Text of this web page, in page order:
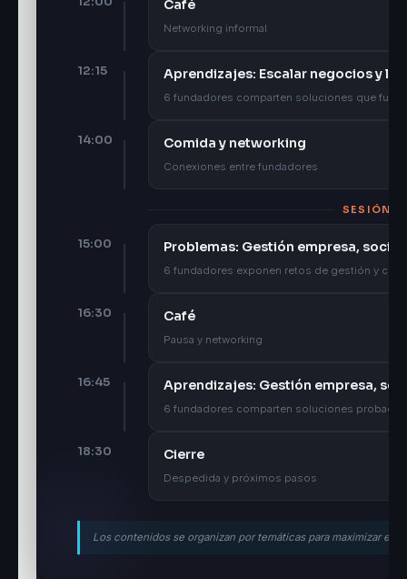
Café
Networking informal
12:15 Aprendizajes: Escalar negocios y
6 fundadores comparten soluciones que
14:00 Comida y networking
Conexiones entre fundadores
SESIÓN
15:00 Problemas: Gestión empresa,
6 fundadores exponen retos de gestión y
16:30 Café
Pausa y networking
16:45 Aprendizajes: Gestión empresa,
6 fundadores comparten soluciones probadas
18:30 Cierre
Despedida y próximos pasos
Los contenidos se organizan por temáticas para maximizar el